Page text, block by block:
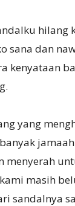
sana dan
kenyataan
yang
menyerah
masih
sandalnya